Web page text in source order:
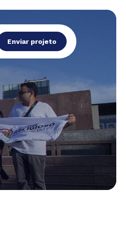
Enviar projeto